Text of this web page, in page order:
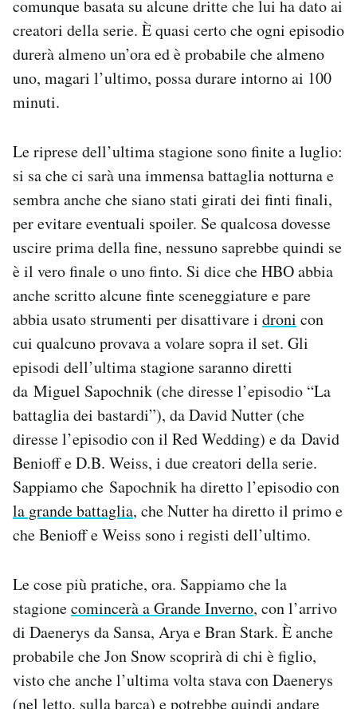
comunque basata su alcune dritte che lui ha dato ai
creatori della serie. È quasi certo che ogni episodio
durerà almeno un’ora ed è probabile che almeno
uno, magari l’ultimo, possa durare intorno ai 100
minuti.
Le riprese dell’ultima stagione sono finite a luglio:
si sa che ci sarà una immensa battaglia notturna e
sembra anche che siano stati girati dei finti finali,
per evitare eventuali spoiler. Se qualcosa dovesse
uscire prima della fine, nessuno saprebbe quindi se
è il vero finale o uno finto. Si dice che HBO abbia
anche scritto alcune finte sceneggiature e pare
abbia usato strumenti per disattivare i droni con
cui qualcuno provava a volare sopra il set. Gli
episodi dell’ultima stagione saranno diretti
da Miguel Sapochnik (che diresse l’episodio “La
battaglia dei bastardi”), da David Nutter (che
diresse l’episodio con il Red Wedding) e da David
Benioff e D.B. Weiss, i due creatori della serie.
Sappiamo che Sapochnik ha diretto l’episodio con
la grande battaglia, che Nutter ha diretto il primo e
che Benioff e Weiss sono i registi dell’ultimo.
Le cose più pratiche, ora. Sappiamo che la
stagionecomincerà a Grande Inverno, con l’arrivo
di Daenerys da Sansa, Arya e Bran Stark. È anche
probabile che Jon Snow scoprirà di chi è figlio,
visto che anche l’ultima volta stava con Daenerys
(nel letto, sulla barca) e potrebbe quindi andare